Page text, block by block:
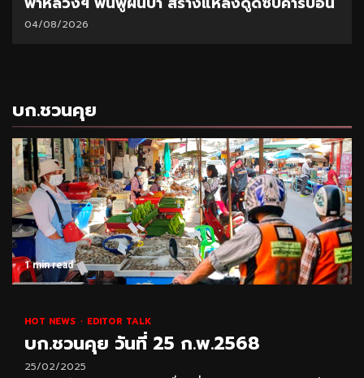
04/08/2026
บก.ชวนคุย
1 min read
HOT NEWS EDITOR TALK
บก.ชวนคุย วันที่ 25 ก.พ.2568
25/02/2025